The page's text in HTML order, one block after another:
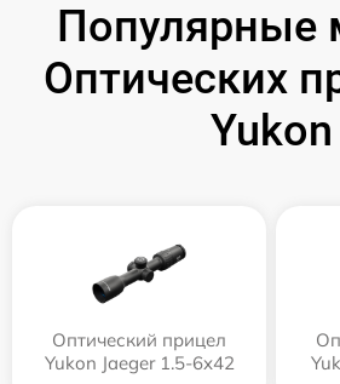
Популярные
Оптических
Yukon
Оптический прицел
Yukon Jaeger 1.5-6x42